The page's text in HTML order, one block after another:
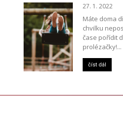
27. 1. 2022
Máte doma
chvilku
čase pořídit
prolézačky!...
číst dál